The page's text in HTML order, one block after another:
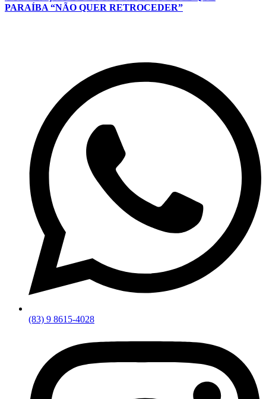
PARAÍBA “NÃO QUER RETROCEDER”
(83) 9 8615-4028